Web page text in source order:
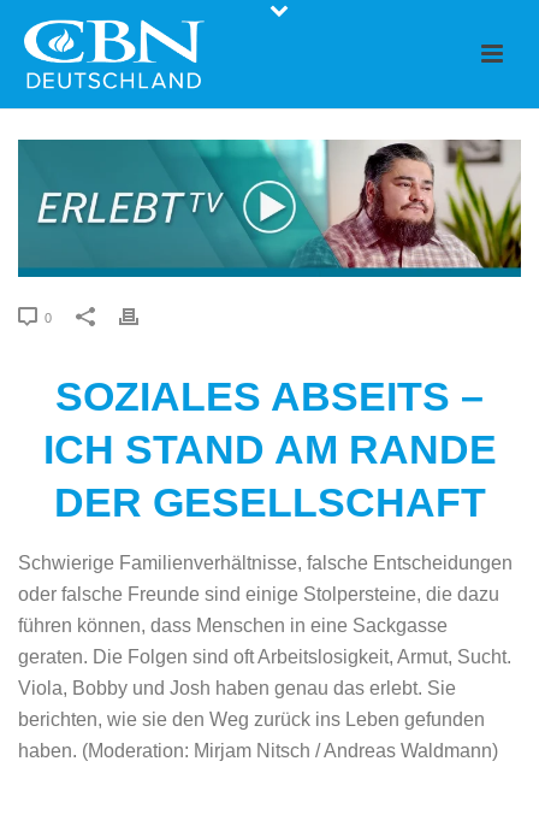
0
SOZIALES ABSEITS –
ICH STAND AM RANDE
DER GESELLSCHAFT
Schwierige Familienverhältnisse, falsche Entscheidungen
oder falsche Freunde sind einige Stolpersteine, die dazu
führen können, dass Menschen in eine Sackgasse
geraten. Die Folgen sind oft Arbeitslosigkeit, Armut, Sucht.
Viola, Bobby und Josh haben genau das erlebt. Sie
berichten, wie sie den Weg zurück ins Leben gefunden
haben. (Moderation: Mirjam Nitsch / Andreas Waldmann)